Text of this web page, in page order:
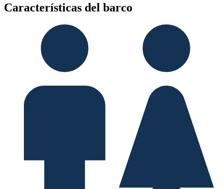
Características del barco